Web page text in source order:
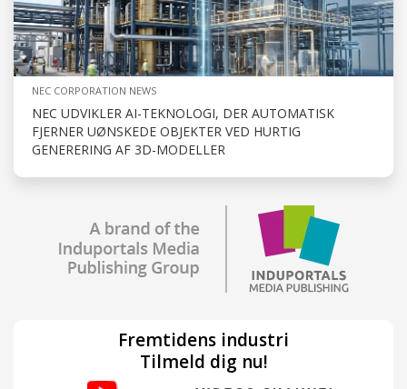
NEC CORPORATION NEWS
NEC UDVIKLER AI-TEKNOLOGI, DER AUTOMATISK
FJERNER UØNSKEDE OBJEKTER VED HURTIG
GENERERING AF 3D-MODELLER
Fremtidens industri
Tilmeld dig nu!